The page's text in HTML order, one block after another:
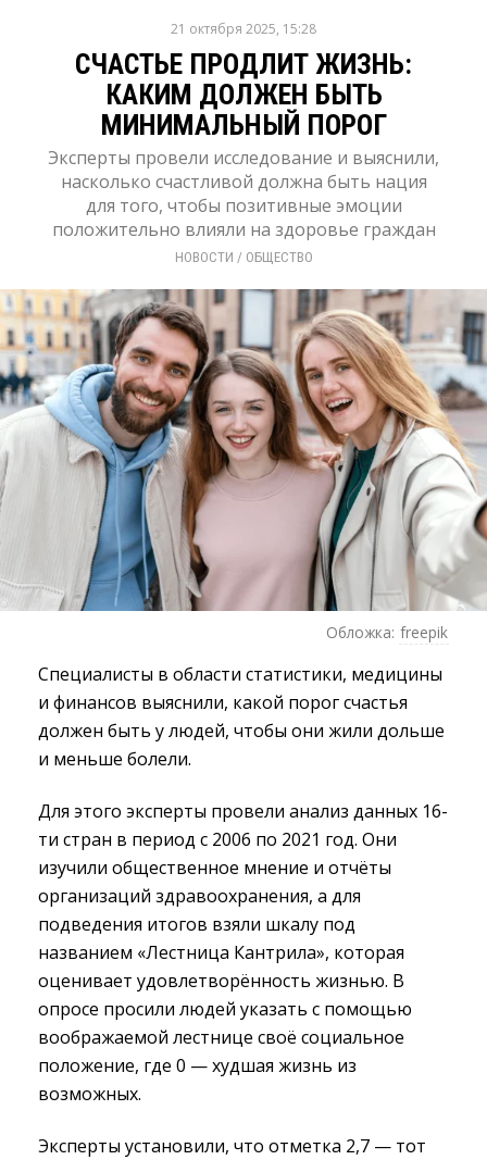
21 октября 2025, 15:28
СЧАСТЬЕ ПРОДЛИТ ЖИЗНЬ:
КАКИМ ДОЛЖЕН БЫТЬ
МИНИМАЛЬНЫЙ ПОРОГ
Эксперты провели исследование и выяснили,
насколько счастливой должна быть нация
для того, чтобы позитивные эмоции
положительно влияли на здоровье граждан
НОВОСТИ / ОБЩЕСТВО
Обложка: freepik
Специалисты в области статистики, медицины
и финансов выяснили, какой порог счастья
должен быть у людей, чтобы они жили дольше
и меньше болели.
Для этого эксперты провели анализ данных 16-
ти стран в период с 2006 по 2021 год. Они
изучили общественное мнение и отчёты
организаций здравоохранения, а для
подведения итогов взяли шкалу под
названием «Лестница Кантрила», которая
оценивает удовлетворённость жизнью. В
опросе просили людей указать с помощью
воображаемой лестнице своё социальное
положение, где 0 — худшая жизнь из
возможных.
Эксперты установили, что отметка 2,7 — тот